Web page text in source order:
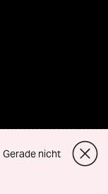
Gerade nicht